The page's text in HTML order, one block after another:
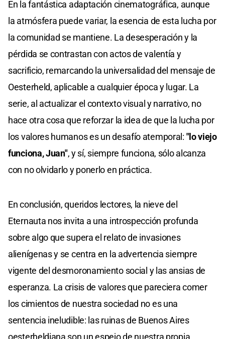
En la fantástica adaptación cinematográfica, aunque
la atmósfera puede variar, la esencia de esta lucha por
la comunidad se mantiene. La desesperación y la
pérdida se contrastan con actos de valentía y
sacrificio, remarcando la universalidad del mensaje de
Oesterheld, aplicable a cualquier época y lugar. La
serie, al actualizar el contexto visual y narrativo, no
hace otra cosa que reforzar la idea de que la lucha por
los valores humanos es un desafío atemporal: "lo viejo
funciona, Juan", y sí, siempre funciona, sólo alcanza
con no olvidarlo y ponerlo en práctica.
En conclusión, queridos lectores, la nieve del
Eternauta nos invita a una introspección profunda
sobre algo que supera el relato de invasiones
alienígenas y se centra en la advertencia siempre
vigente del desmoronamiento social y las ansias de
esperanza. La crisis de valores que pareciera comer
los cimientos de nuestra sociedad no es una
sentencia ineludible: las ruinas de Buenos Aires
oesterheldiana son un espejo de nuestra propia